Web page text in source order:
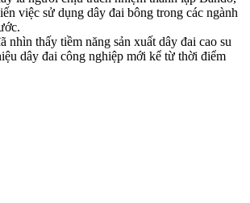
việc sử dụng dây đai bông trong các ngành
nhìn thấy tiềm năng sản xuất dây đai cao su
dây đai công nghiệp mới kể từ thời điểm